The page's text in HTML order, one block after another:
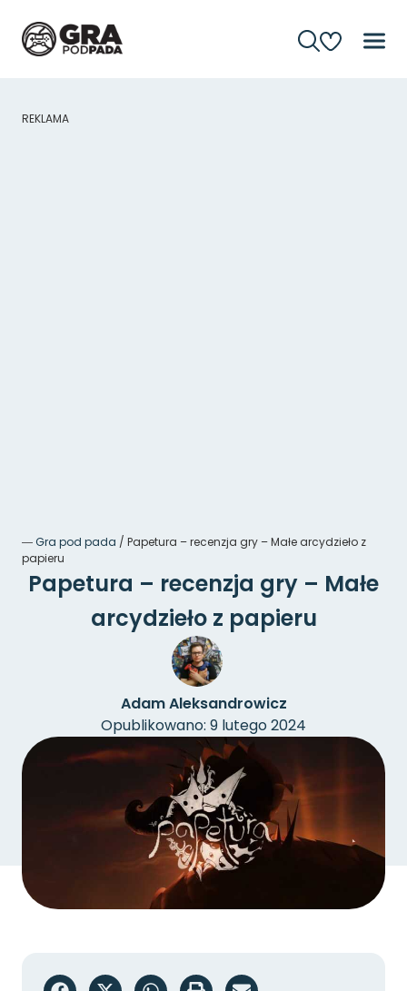
REKLAMA
―Gra pod pada / Papetura – recenzja gry – Małe arcydzieło z
papieru
Papetura – recenzja gry – Małe
arcydzieło z papieru
Adam Aleksandrowicz
Opublikowano: 9 lutego 2024